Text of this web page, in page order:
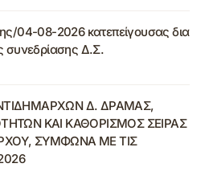
04-08-2026 κατεπείγουσας δια
συνεδρίασης Δ.Σ.
Δ. ΔΡΑΜΑΣ,
ΚΑΙ ΚΑΘΟΡΙΣΜΟΣ ΣΕΙΡΑΣ
ΣΥΜΦΩΝΑ ΜΕ ΤΙΣ